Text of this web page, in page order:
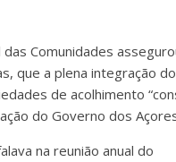
Comunidades
que a plena integração
de acolhimento
do Governo dos
na reunião anual do